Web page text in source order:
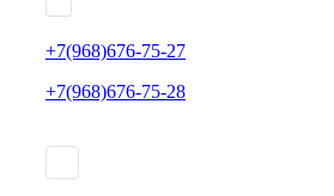
+7(968)676-75-27
+7(968)676-75-28